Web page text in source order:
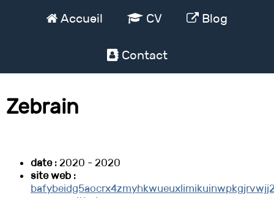
Accueil CV Blog
Contact
Zebrain
date: 2020 - 2020
site web :